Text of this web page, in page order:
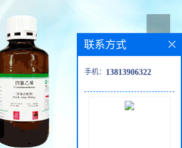
联系方式
手机： 13813906322